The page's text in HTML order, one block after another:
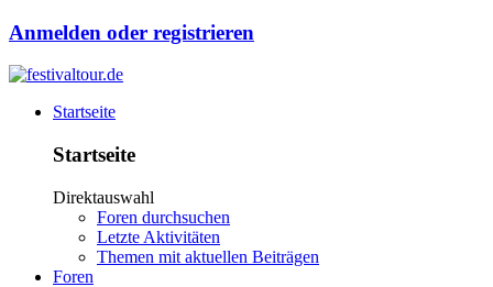
Anmelden oder registrieren
Startseite
Startseite
Direktauswahl
Foren durchsuchen
Letzte Aktivitäten
Themen mit aktuellen Beiträgen
Foren